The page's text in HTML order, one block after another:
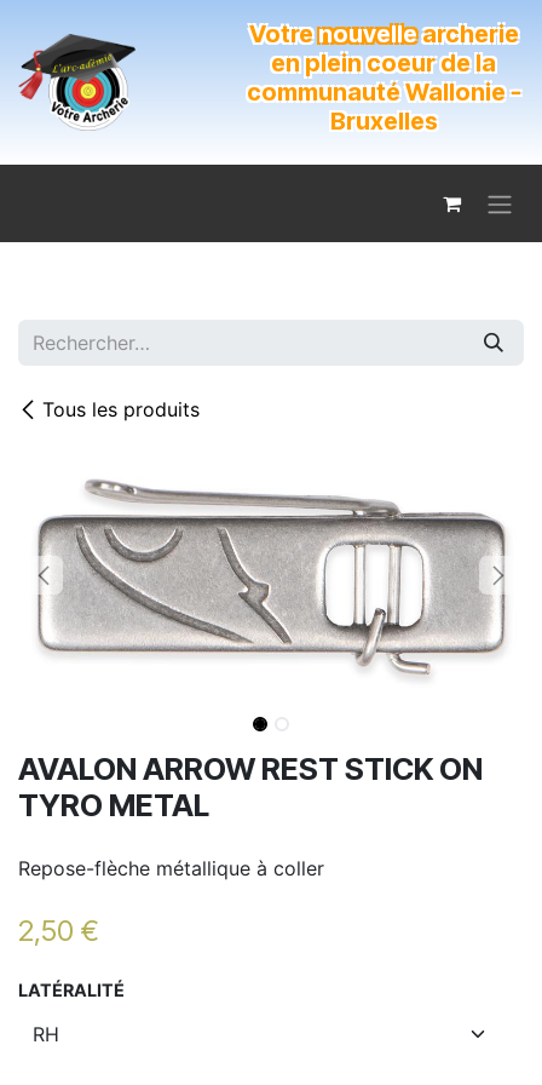
Votrenouvellearcherie
en plein coeur de la
communauté Wallonie -
Bruxelles
Tous les produits
AVALON ARROW REST STICK ON
TYRO METAL
Repose-flèche métallique à coller
2,50 €
LATÉRALITÉ